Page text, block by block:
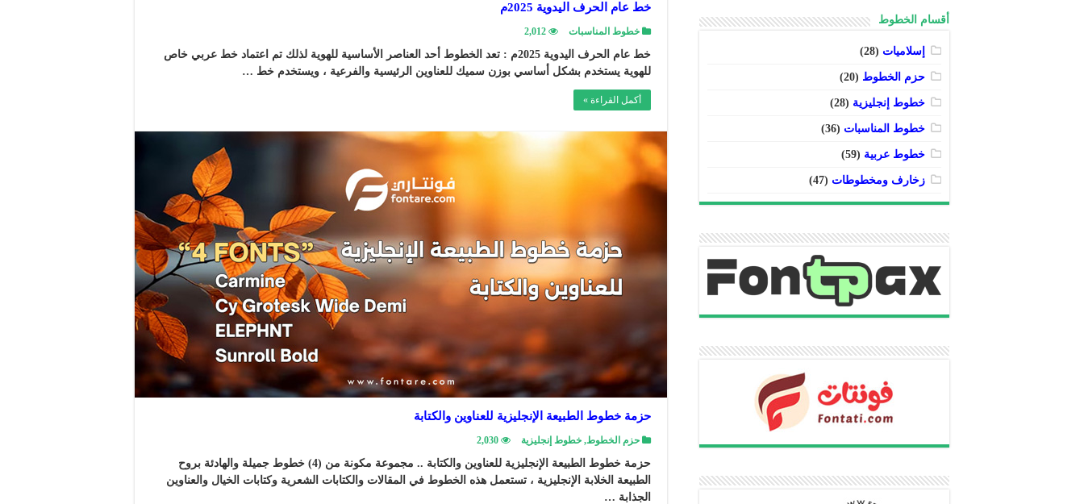
خط عام الحرف اليدوية 2025م
خطوط المناسبات 2,012
خط عام الحرف اليدوية 2025م : تعد الخطوط أحد العناصر الأساسية للهوية لذلك تم اعتماد خط عربي خاص
للهوية يستخدم بشكل أساسي بوزن سميك للعناوين الرئيسية والفرعية ، ويستخدم خط …
أكمل القراءة »
حزمة خطوط الطبيعة الإنجليزية للعناوين والكتابة
حزم الخطوط, خطوط إنجليزية 2,030
حزمة خطوط الطبيعة الإنجليزية للعناوين والكتابة .. مجموعة مكونة من (4) خطوط جميلة والهادئة بروح
الطبيعة الخلابة الإنجليزية ، تستعمل هذه الخطوط في المقالات والكتابات الشعرية وكتابات الخيال والعناوين
الجذابة …
أقسام الخطوط
إسلاميات (28)
حزم الخطوط (20)
خطوط إنجليزية (28)
خطوط المناسبات (36)
خطوط عربية (59)
زخارف ومخطوطات (47)